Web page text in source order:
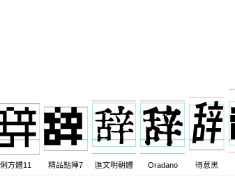
俐方體11 精品點陣7 匯文明朝體 Oradano 得意黑